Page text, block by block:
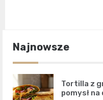
Najnowsze
Tortilla z
pomysł na